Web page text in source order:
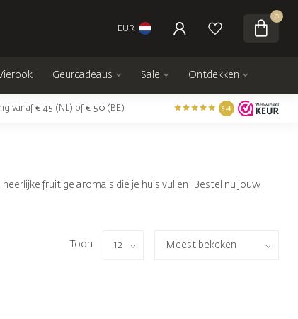
EUR
0
Geurcadeaus Sale Ontdekken
vanaf € 45 (NL) of € 50 (BE) 9.4
fruitige aroma's die je huis vullen. Bestel nu jouw
Toon: